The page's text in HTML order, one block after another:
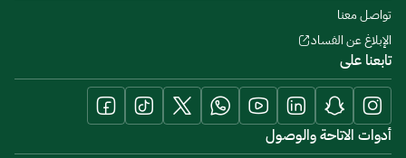
تواصل معنا
الإبلاغ عن الفساد
تابعنا على
أدوات الاتاحة والوصول